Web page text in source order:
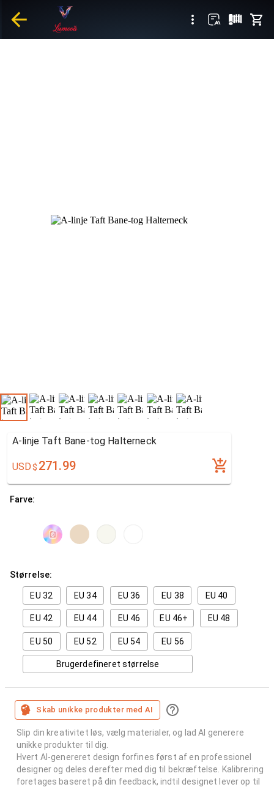
A-linje Taft Bane-tog Halterneck
USD$ 271.99
Farve:
Størrelse:
EU 32 EU 34 EU 36 EU 38 EU 40
EU 42 EU 44 EU 46 EU 46+ EU 48
EU 50 EU 52 EU 54 EU 56
Brugerdefineret størrelse
Skab unikke produkter med AI
Slip din kreativitet løs, vælg materialer, og lad AI generere
unikke produkter til dig.
Hvert AI-genereret design forfines først af en professionel
designer og deles derefter med dig til bekræftelse. Kalibrering
foretages baseret på din feedback, indtil designet lever op til